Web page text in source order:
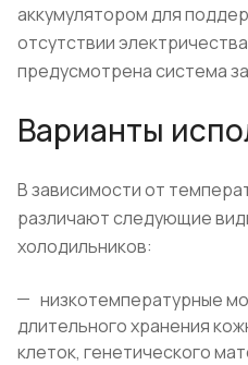
аккумулятором для
отсутствии
предусмотрена система
Варианты
В зависимости от
различают следующие
холодильников:
низкотемпературные
длительного хранения
клеток, генетического